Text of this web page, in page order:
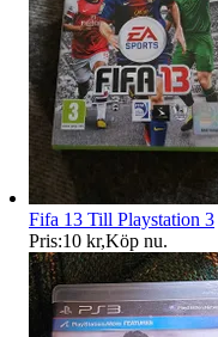
Fifa 13 Till Playstation 3
Pris:10 kr,Köp nu.